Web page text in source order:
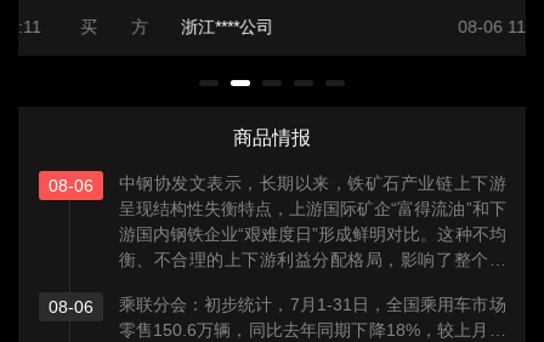
买 方
浙江****公司 08-06 11:11
商品情报
08-06
中钢协发文表示，长期以来，铁矿石产业链上下游
呈现结构性失衡特点，上游国际矿企“富得流油”和下
游国内钢铁企业“艰难度日”形成鲜明对比。这种不均
衡、不合理的上下游利益分配格局，影响了整个产
08-06
乘联分会：初步统计，7月1-31日，全国乘用车市场
零售150.6万辆，同比去年同期下降18%，较上月同